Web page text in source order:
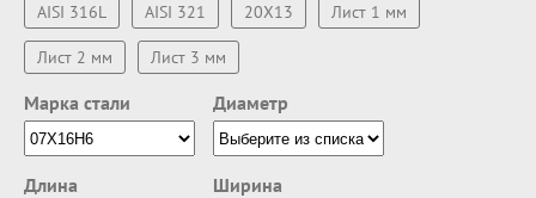
AISI 316L AISI 321 20Х13 Лист 1 мм
Лист 2 мм Лист 3 мм
Марка стали Диаметр
Длина Ширина